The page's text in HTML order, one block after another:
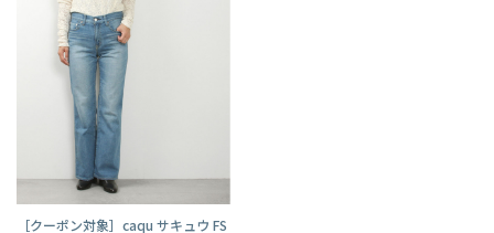
［クーポン対象］caqu サキュウ FS